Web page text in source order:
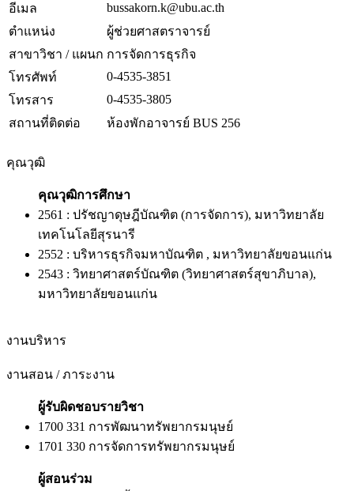
อีเมล
bussakorn.k@ubu.ac.th
ตำแหน่ง
ผู้ช่วยศาสตราจารย์
สาขาวิชา / แผนก การจัดการธุรกิจ
โทรศัพท์
0-4535-3851
โทรสาร
0-4535-3805
สถานที่ติดต่อ
ห้องพักอาจารย์ BUS 256
คุณวุฒิ
คุณวุฒิการศึกษา
2561 : ปรัชญาดุษฎีบัณฑิต (การจัดการ), มหาวิทยาลัย
เทคโนโลยีสุรนารี
2552 : บริหารธุรกิจมหาบัณฑิต , มหาวิทยาลัยขอนแก่น
2543 : วิทยาศาสตร์บัณฑิต (วิทยาศาสตร์สุขาภิบาล),
มหาวิทยาลัยขอนแก่น
งานบริหาร
งานสอน / ภาระงาน
ผู้รับผิดชอบรายวิชา
1700 331 การพัฒนาทรัพยากรมนุษย์
1701 330 การจัดการทรัพยากรมนุษย์
ผู้สอนร่วม